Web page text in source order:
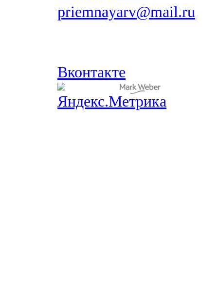
priemnayarv@mail.ru
Вконтакте